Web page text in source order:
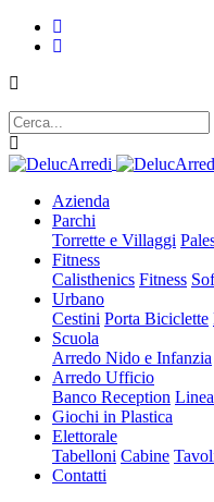
Azienda
Parchi
Torrette e Villaggi
Fitness
Calisthenics Fitness
Urbano
Cestini Porta Biciclette
Scuola
Arredo Nido e Infanzia
Arredo Ufficio
Banco Reception
Giochi in Plastica
Elettorale
Tabelloni Cabine
Contatti